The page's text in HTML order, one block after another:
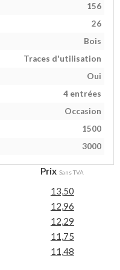
156
26
Bois
Traces d'utilisation
Oui
4 entrées
Occasion
1500
3000
Prix Sans TVA
13,50
12,96
12,29
11,75
11,48